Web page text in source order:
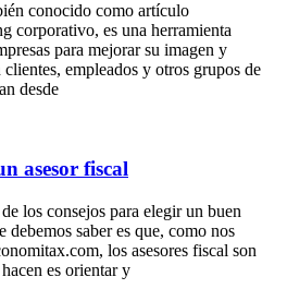
conocido como artículo
corporativo, es una herramienta
para mejorar su imagen y
empleados y otros grupos de
desde
asesor fiscal
los consejos para elegir un buen
saber es que, como nos
los asesores fiscal son
es orientar y